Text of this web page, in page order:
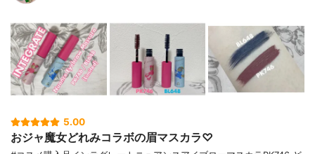
5.00
おジャ魔女どれみコラボの眉マスカラ♡